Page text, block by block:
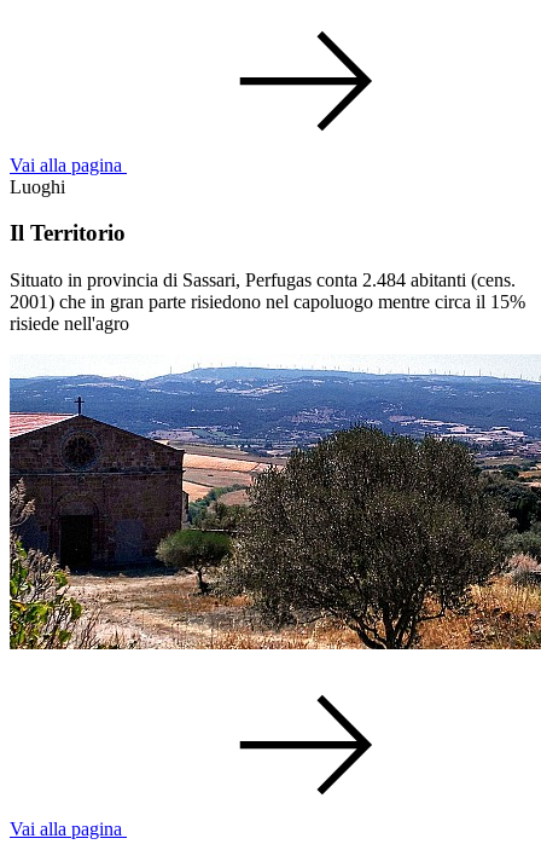
Vai alla pagina
Luoghi
Il Territorio
Situato in provincia di Sassari, Perfugas conta 2.484 abitanti (cens.
2001) che in gran parte risiedono nel capoluogo mentre circa il 15%
risiede nell'agro
Vai alla pagina